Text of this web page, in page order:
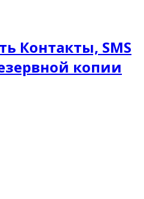
Контакты, SMS
копии